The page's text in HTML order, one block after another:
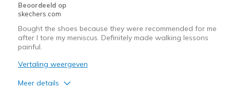
Beoordeeld op
skechers.com
Bought the shoes because they were recommended for me
after I tore my meniscus. Definitely made walking lessons
painful.
Vertaling weergeven
Meer details